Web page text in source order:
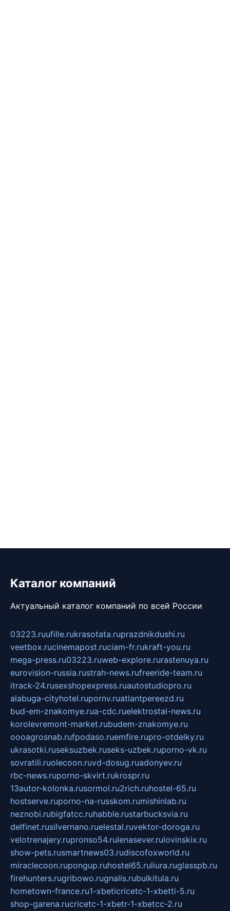
Каталог компаний
Актуальный каталог компаний по всей России
03223.ruufille.rukrasotata.ruprazdnikdushi.ru
veetbox.rucinemapost.ruciam-fr.rukraft-you.ru
mega-press.ru03223.ruweb-explore.rurastenuya.ru
eurovision-russia.rustrah-news.rufreeride-team.ru
itrack-24.rusexshopexpress.ruautostudiopro.ru
alabuga-cityhotel.rupornv.ruatlantpereezd.ru
bud-em-znakomye.rua-cdc.ruelektrostal-news.ru
korolevremont-market.rubudem-znakomye.ru
oooagrosnab.rufpodaso.ruemfire.rupro-otdelky.ru
ukrasotki.ruseksuzbek.ruseks-uzbek.ruporno-vk.ru
sovratili.ruolecoon.ruvd-dosug.ruadonyev.ru
rbc-news.ruporno-skvirt.rukrospr.ru
13autor-kolonka.rusormol.ru2rich.ruhostel-65.ru
hostserve.ruporno-na-russkom.rumishinlab.ru
neznobi.rubigfatcc.ruhabble.rustarbucksvia.ru
delfinet.rusilvernano.ruelestal.ruvektor-doroga.ru
velotrenajery.rupronso54.rulenasever.rulovinskix.ru
show-pets.rusmartnews03.rudiscofoxworld.ru
miraclecoon.rupongup.ruhostel65.ruliura.ruglasspb.ru
firehunters.rugribowo.rugnalis.rubulkitula.ru
hometown-france.ru1-xbeticricetc-1-xbetti-5.ru
shop-garena.rucricetc-1-xbetr-1-xbetcc-2.ru